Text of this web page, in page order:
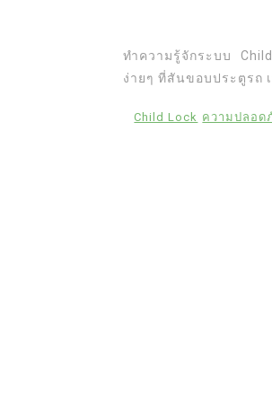
ทำความรู้จักระบบ
ง่ายๆ ที่สันขอบประตูรถ
Child Lock ความปลอด